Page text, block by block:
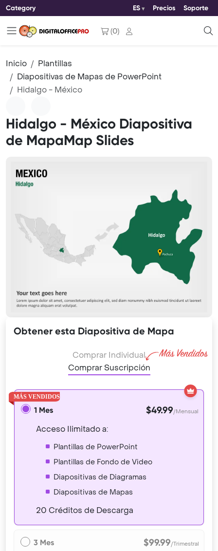
Category ES Precios Soporte
(0)
Inicio
Plantillas
Diapositivas de Mapas de PowerPoint
Hidalgo - México
Hidalgo - México Diapositiva
de MapaMap Slides
Obtener esta Diapositiva de Mapa
Comprar Individual
Comprar Suscripción
1 Mes $49.99/Mensual
Acceso Ilimitado a:
Plantillas de PowerPoint
Plantillas de Fondo de Video
Diapositivas de Diagramas
Diapositivas de Mapas
20 Créditos de Descarga
3 Mes $99.99/Trimestral